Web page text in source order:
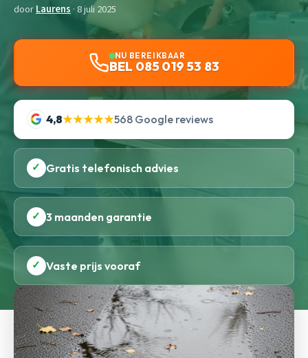
doorLaurens · 8 juli 2025
NU BEREIKBAAR
BEL 085 019 53 83
4,8★★★★★568 Google reviews
✓ Gratis telefonisch advies
✓ 3 maanden garantie
✓ Vaste prijs vooraf